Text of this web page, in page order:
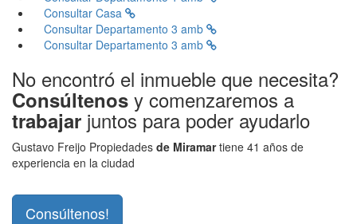
Consultar Casa
Consultar Departamento 3 amb
Consultar Departamento 3 amb
No encontró el inmueble que necesita?
Consúltenos y comenzaremos a
trabajar juntos para poder ayudarlo
Gustavo Freijo Propiedades de Miramartiene 41 años de
experiencia en la ciudad
Consúltenos!